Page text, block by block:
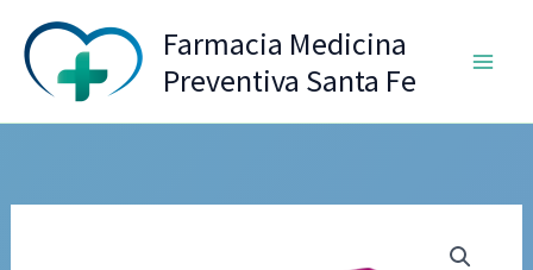
contenido
Farmacia Medicina
Preventiva Santa Fe